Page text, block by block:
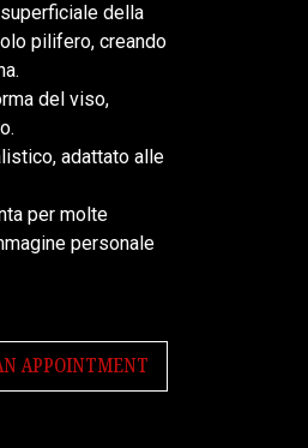
della
pilifero, creando
del viso,
adattato alle
per molte
personale
APPOINTMENT